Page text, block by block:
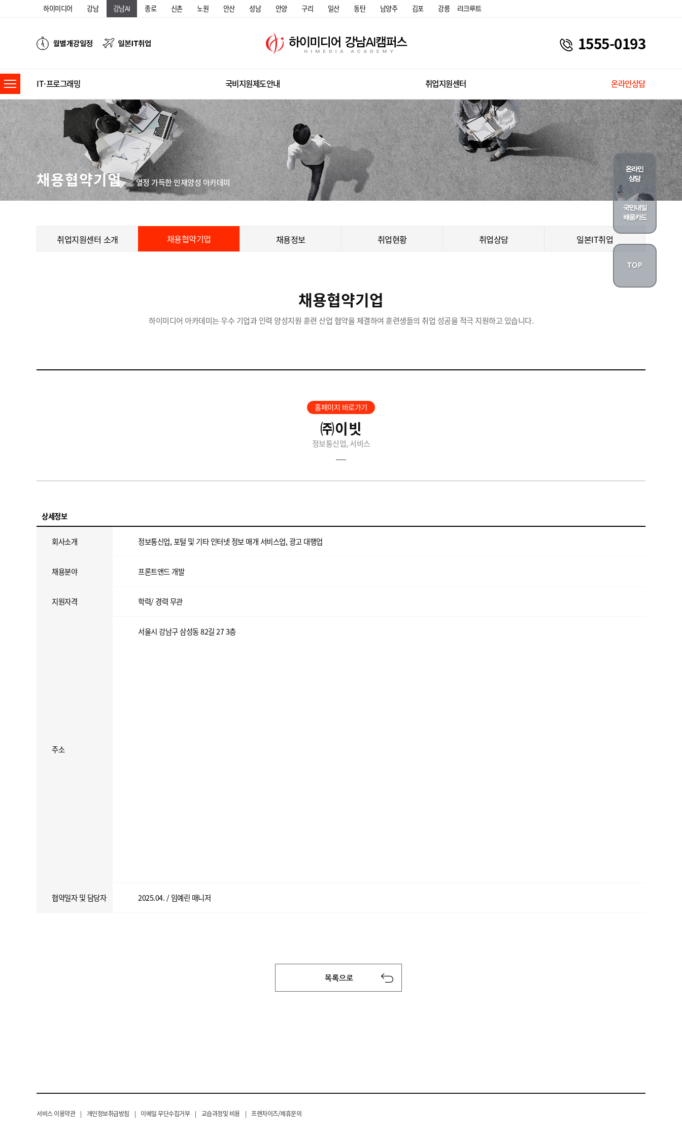
하이미디어 강남 강남AI 종로 신촌 노원 안산 성남 안양 구리 일산 동탄 남양주 김포 강릉
1555-0193
IT·프로그래밍 국비지원제도안내 취업지원센터 온라인상담
채용협약기업 열정 가득한 인재양성 아카데미
취업지원센터 소개 채용협약기업 채용정보 취업현황 취업상담 일본IT취업
채용협약기업
하이미디어 아카데미는 우수 기업과 인력 양성지원 훈련 산업 협약을 체결하여 훈련생들의 취업 성공을 적극 지원하고 있습니다.
홈페이지 바로가기
㈜이빗
정보통신업, 서비스
상세정보
회사소개 정보통신업, 포털 및 기타 인터넷 정보 매개 서비스업, 광고 대행업
채용분야 프론트앤드 개발
지원자격 학력/ 경력 무관
주소
서울시 강남구 삼성동 82길 27 3층
협약일자 및 담당자 2025.04. / 임예린 매니저
서비스 이용약관 | 개인정보취급방침 | 이메일 무단수집거부 | 교습과정및 비용 | 프랜차이즈/제휴문의